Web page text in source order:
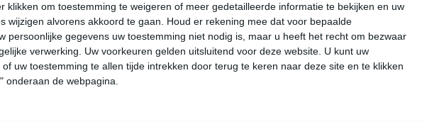
klikken om toestemming te weigeren of meer gedetailleerde informatie te bekijken en uw
wijzigen alvorens akkoord te gaan.
Houd er rekening mee dat voor bepaalde
persoonlijke gegevens uw toestemming niet nodig is, maar u heeft het recht om bezwaar
verwerking. Uw voorkeuren gelden uitsluitend voor deze website. U kunt uw
uw toestemming te allen tijde intrekken door terug te keren naar deze site en te klikken
onderaan de webpagina.
02:00 05:00 08:00 11:00 14:00
W 1 ZW 1 ZW 1 W 2 WZW 2
reizen. Wil je
maanden
reizen? Op
over de
duizenden